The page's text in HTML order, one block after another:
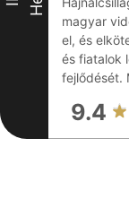
magyar
el, és
és fiatalok
fejlődését.
9.4